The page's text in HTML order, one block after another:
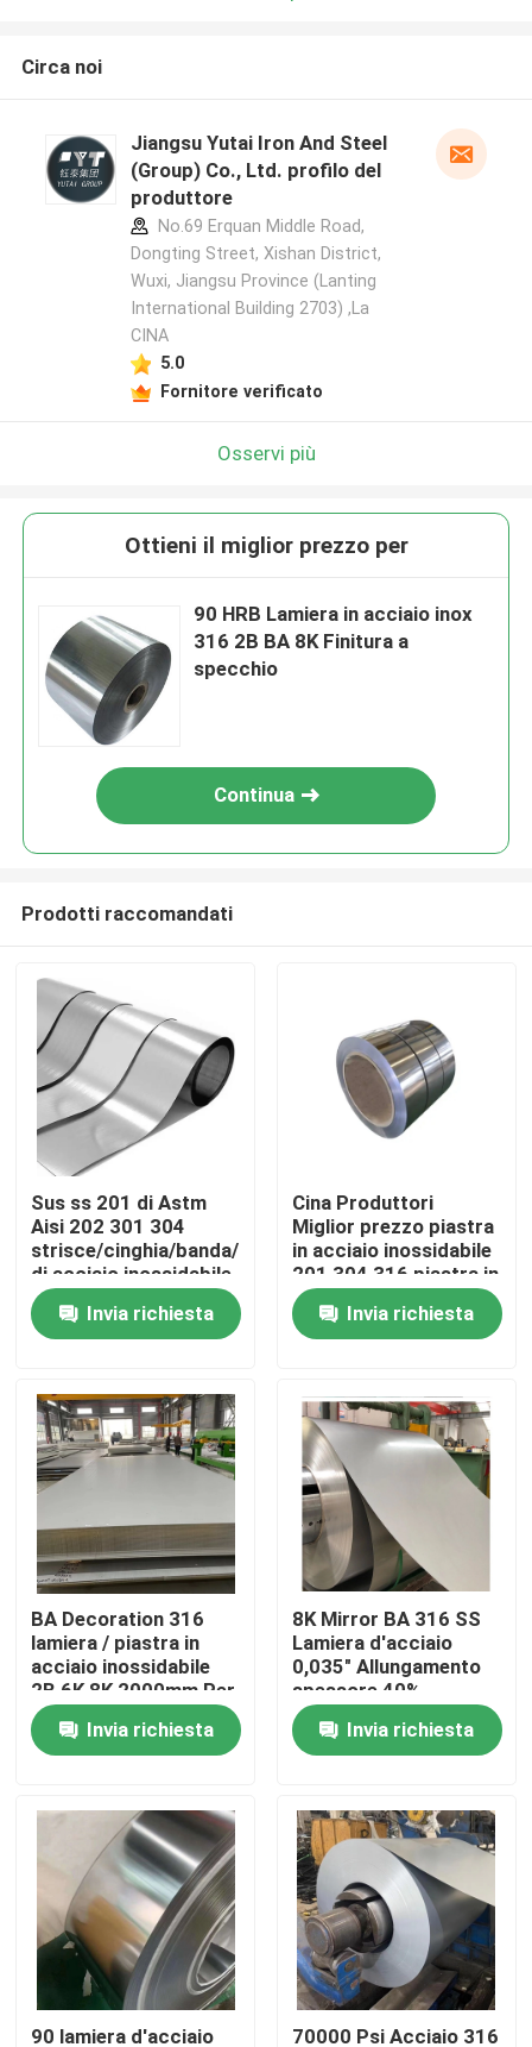
Prodotti
Circa noi
Giro della fabbrica
Controllo di qualità
Contattici
Richieda una citazione
304 strati di acciaio inossidabile
Strato di acciaio inossidabile 316
Circa noi
Jiangsu Yutai Iron And Steel
(Group) Co., Ltd. profilo del
produttore
No.69 Erquan Middle Road,
Dongting Street, Xishan District,
Wuxi, Jiangsu Province (Lanting
International Building 2703) ,La
CINA
5.0
Fornitore verificato
Osservi più
Ottieni il miglior prezzo per
90 HRB Lamiera in acciaio inox
316 2B BA 8K Finitura a
specchio
Continua
Prodotti raccomandati
Sus ss 201 di Astm
Aisi 202 301 304
strisce/cinghia/banda/bobina/stagnola
di acciaio inossidabile
316l 409 410s 410 di
304l 309s 316
Invia richiesta
Cina Produttori
Miglior prezzo piastra
in acciaio inossidabile
201 304 316 piastra in
acciaio inossidabile
bobina in acciaio
inossidabile
Invia richiesta
BA Decoration 316
lamiera / piastra in
acciaio inossidabile
2B 6K 8K 2000mm Per
utensili da cucina
Invia richiesta
8K Mirror BA 316 SS
Lamiera d'acciaio
0,035" Allungamento
spessore 40%
Invia richiesta
90 lamiera d'acciaio 70000 Psi Acciaio 316